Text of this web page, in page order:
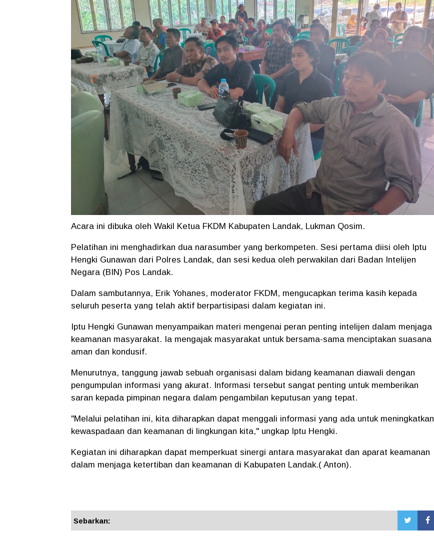
Acara ini dibuka oleh Wakil Ketua FKDM Kabupaten Landak, Lukman Qosim.
Pelatihan ini menghadirkan dua narasumber yang berkompeten. Sesi pertama diisi oleh Iptu
Hengki Gunawan dari Polres Landak, dan sesi kedua oleh perwakilan dari Badan Intelijen
Negara (BIN) Pos Landak.
Dalam sambutannya, Erik Yohanes, moderator FKDM, mengucapkan terima kasih kepada
seluruh peserta yang telah aktif berpartisipasi dalam kegiatan ini.
Iptu Hengki Gunawan menyampaikan materi mengenai peran penting intelijen dalam menjaga
keamanan masyarakat. Ia mengajak masyarakat untuk bersama-sama menciptakan suasana
aman dan kondusif.
Menurutnya, tanggung jawab sebuah organisasi dalam bidang keamanan diawali dengan
pengumpulan informasi yang akurat. Informasi tersebut sangat penting untuk memberikan
saran kepada pimpinan negara dalam pengambilan keputusan yang tepat.
"Melalui pelatihan ini, kita diharapkan dapat menggali informasi yang ada untuk meningkatkan
kewaspadaan dan keamanan di lingkungan kita," ungkap Iptu Hengki.
Kegiatan ini diharapkan dapat memperkuat sinergi antara masyarakat dan aparat keamanan
dalam menjaga ketertiban dan keamanan di Kabupaten Landak.( Anton).
Sebarkan: